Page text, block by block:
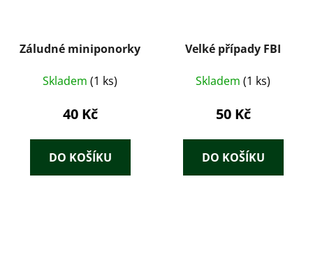
Záludné miniponorky
Skladem (1 ks)
40 Kč
DO KOŠÍKU
Velké případy FBI
Skladem (1 ks)
50 Kč
DO KOŠÍKU